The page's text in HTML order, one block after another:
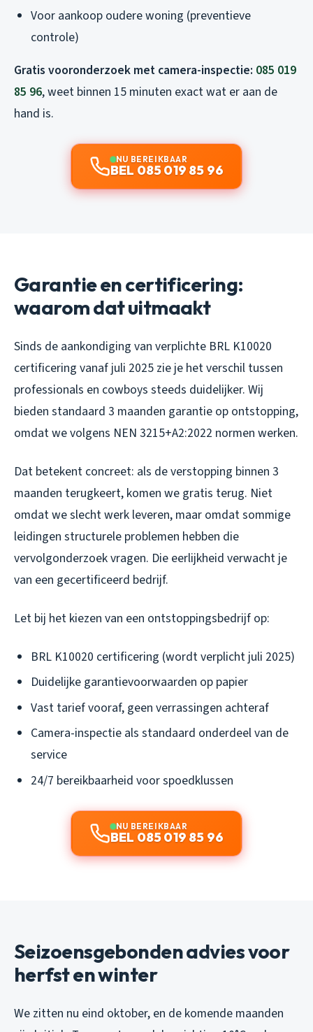
Voor aankoop oudere woning (preventieve
controle)
Gratis vooronderzoek met camera-inspectie: 085 019
85 96, weet binnen 15 minuten exact wat er aan de
hand is.
NU BEREIKBAAR
BEL 085 019 85 96
Garantie en certificering:
waarom dat uitmaakt
Sinds de aankondiging van verplichte BRL K10020
certificering vanaf juli 2025 zie je het verschil tussen
professionals en cowboys steeds duidelijker. Wij
bieden standaard 3 maanden garantie op ontstopping,
omdat we volgens NEN 3215+A2:2022 normen werken.
Dat betekent concreet: als de verstopping binnen 3
maanden terugkeert, komen we gratis terug. Niet
omdat we slecht werk leveren, maar omdat sommige
leidingen structurele problemen hebben die
vervolgonderzoek vragen. Die eerlijkheid verwacht je
van een gecertificeerd bedrijf.
Let bij het kiezen van een ontstoppingsbedrijf op:
BRL K10020 certificering (wordt verplicht juli 2025)
Duidelijke garantievoorwaarden op papier
Vast tarief vooraf, geen verrassingen achteraf
Camera-inspectie als standaard onderdeel van de
service
24/7 bereikbaarheid voor spoedklussen
NU BEREIKBAAR
BEL 085 019 85 96
Seizoensgebonden advies voor
herfst en winter
We zitten nu eind oktober, en de komende maanden